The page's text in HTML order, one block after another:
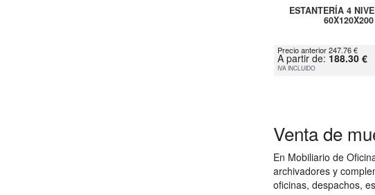
ESTANTERÍA 4
Precio anterior 247.76 €
A partir de: 188.30 €
IVA INCLUIDO
Venta de
En Mobiliario de
archivadores y
oficinas, despachos,